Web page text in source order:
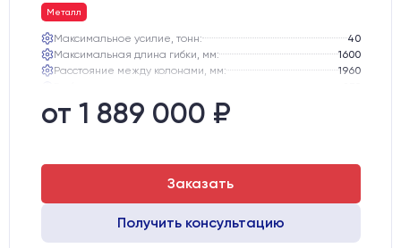
Металл
Максимальное усилие, тонн:
40
Максимальная длина гибки, мм:
1600
Расстояние между колонами, мм:
1960
Ход траверсы, мм:
Максимальная высота открывания, мм:
от 1 889 000 ₽
Заказать
Получить консультацию